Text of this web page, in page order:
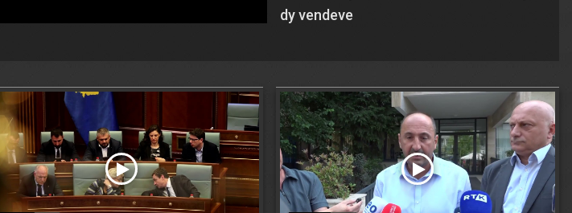
dy vendeve